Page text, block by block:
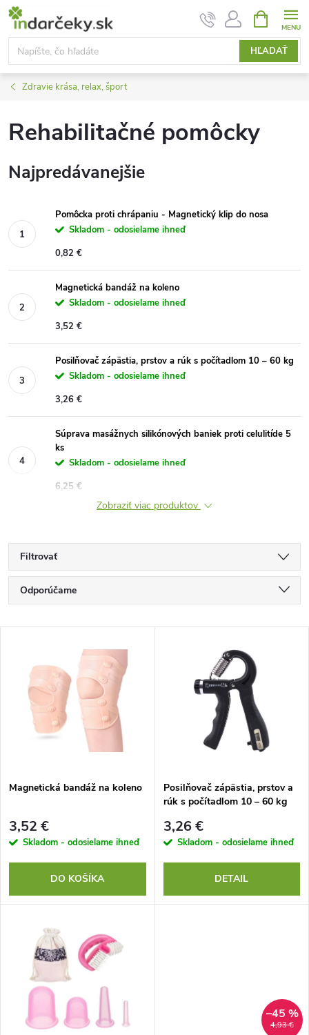
Prejsť
obsah
HĽADAŤ
KOŠÍK
Zdravie krása, relax, šport
Rehabilitačné pomôcky
Najpredávanejšie
Pomôcka proti chrápaniu - Magnetický klip do nosa
Skladom - odosielame ihneď
0,82 €
Magnetická bandáž na koleno
Skladom - odosielame ihneď
3,52 €
Posilňovač zápästia, prstov a rúk s počítadlom 10 – 60 kg
Skladom - odosielame ihneď
3,26 €
Súprava masážnych silikónových baniek proti celulitíde 5
ks
Skladom - odosielame ihneď
6,25 €
Zobraziť viac produktov
Filtrovať
R
a
e
p
r
o
Odporúčame
Najpredávanejšie
Abecedne
s
p
r
Magnetická bandáž na koleno
3,52 €
Skladom - odosielame ihneď
DO KOŠÍKA
Posilňovač zápästia, prstov a
rúk s počítadlom 10 – 60 kg
3,26 €
Skladom - odosielame ihneď
DETAIL
4,93 €
–45 %